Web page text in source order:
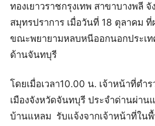
ทองเยาวราชกรุงเทพ สาขาบางพลี จั
สมุทรปราการ เมื่อวันที่ 18 ตุลาคม
ขณะพยายามหลบหนีออกนอกประเ
ด้านจันทบุรี
โดยเมื่อเวลา10.00 น. เจ้าหน้าที่ตำ
เมืองจังหวัดจันทบุรี ประจำด่านผ่าน
บ้านแหลม รับแจ้งจากเจ้าหน้าที่ใน